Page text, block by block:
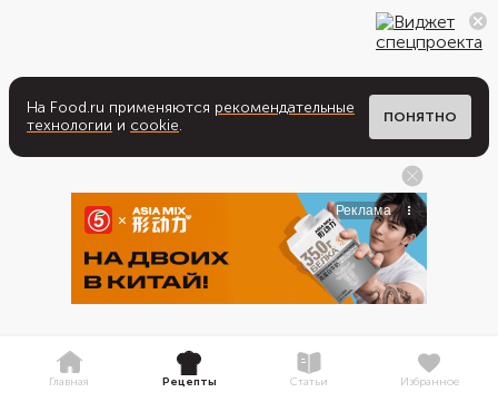
На Food.ru применяются рекомендательные
технологии и cookie. ПОНЯТНО
Главная Рецепты Статьи Избранное